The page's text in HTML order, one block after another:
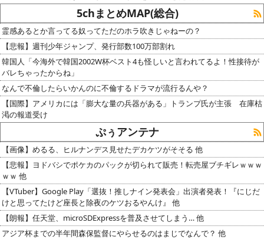
5chまとめMAP(総合)
霊感あるとか言ってる奴ってただのホラ吹きじゃねーの？
【悲報】週刊少年ジャンプ、発行部数100万部割れ
韓国人「今海外で韓国2002W杯ベスト4も怪しいと言われてるよ！性接待が
バレちゃったからね」
なんで不倫したらいかんのに不倫するドラマが流行るんや？
【国際】アメリカには「膨大な量の兵器がある」トランプ氏が主張 在庫枯
渇の報道受け
ぷぅアンテナ
【画像】めるる、ヒルナンデス見せたデカケツがそそる 他
【悲報】ヨドバシでポケカのパックが切られて販売！転売屋ブチギレｗｗｗ
ｗｗ 他
【VTuber】Google Play「選抜！推しナイン発表会」出演者発表！『にじだ
けと思ってたけど座長と除夜のケツおるやんけ』 他
【朗報】任天堂、microSDExpressを普及させてしまう… 他
アジア杯までの半年間森保監督にやらせるのはまじでなんで？ 他